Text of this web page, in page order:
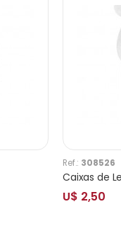
Ref.: 308526
U$ 2,50